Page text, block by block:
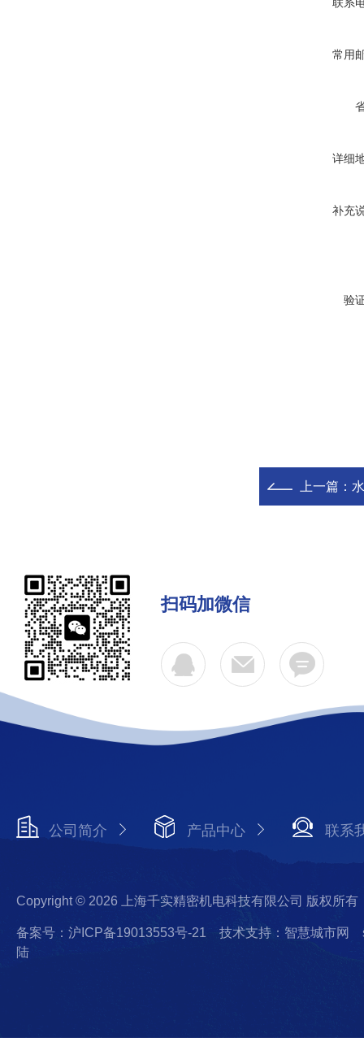
常用
详细
补充
验
上一篇：
扫码加微信
公司简介 产品中心 联系
Copyright © 2026 上海千实精密机电科技有限公司 版权所有
备案号：沪ICP备19013553号-21 技术支持：智慧城市网
陆